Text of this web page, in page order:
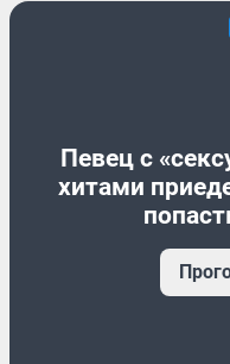
Певец с
хитами